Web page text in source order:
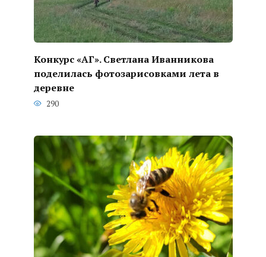
Конкурс «АГ». Светлана Иванникова
поделилась фотозарисовками лета в
деревне
290